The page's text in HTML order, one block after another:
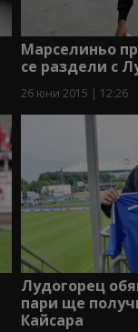
Марселиньо
се раздели с
26 юни 2015 | 12:26
Лудогорец
пари ще
Кайсара